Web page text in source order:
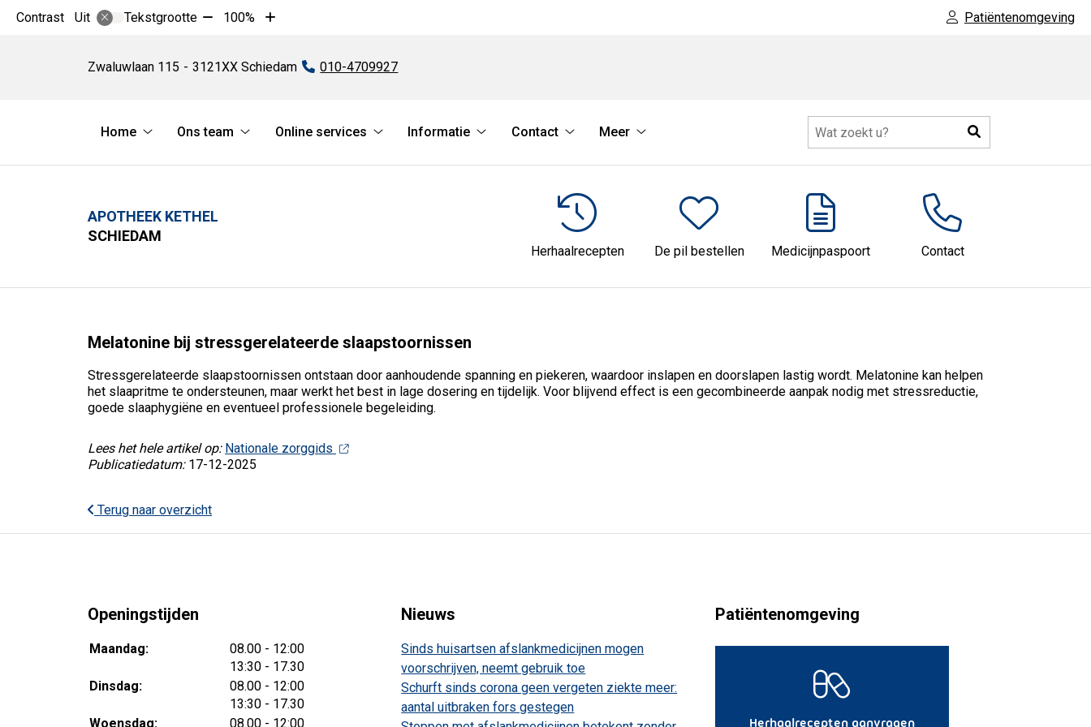
Contrast Uit Tekstgrootte Tekst
10%
100%
Tekst
10%
Patiëntenomgeving
Zwaluwlaan 115 3121XX Schiedam Tel:
010-4709927
Hoofdmenu
Home
submenu
Ons team
team
Online services
services
Informatie
submenu
Contact
submenu
Meer
submenu
Zoeken
APOTHEEK KETHEL
SCHIEDAM
Herhaalrecepten De pil bestellen Medicijnpaspoort Contact
Melatonine bij stressgerelateerde slaapstoornissen
Stressgerelateerde slaapstoornissen ontstaan door aanhoudende spanning en piekeren, waardoor inslapen en doorslapen lastig wordt. Melatonine kan helpen
het slaapritme te ondersteunen, maar werkt het best in lage dosering en tijdelijk. Voor blijvend effect is een gecombineerde aanpak nodig met stressreductie,
goede slaaphygiëne en eventueel professionele begeleiding.
Lees het hele artikel op: Nationale zorggids
Publicatiedatum: 17-12-2025
Terug naar overzicht
Openingstijden
Maandag: 08.00 tot
- 12:00
13:30 tot
- 17.30
Dinsdag:
08.00 tot
- 12:00
13:30 tot
- 17.30
Woensdag:
08.00 tot
- 12:00
Nieuws
Sinds huisartsen afslankmedicijnen mogen
voorschrijven, neemt gebruik toe
Schurft sinds corona geen vergeten ziekte meer:
aantal uitbraken fors gestegen
Patiëntenomgeving
Herhaalrecepten aanvragen